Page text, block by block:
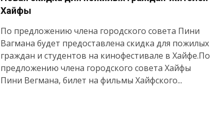
Хайфы
По предложению члена городского совета Пини
Вагмана будет предоставлена скидка для пожилых
граждан и студентов на кинофестивале в Хайфе.По
предложению члена городского совета Хайфы
Пини Вегмана, билет на фильмы Хайфского...